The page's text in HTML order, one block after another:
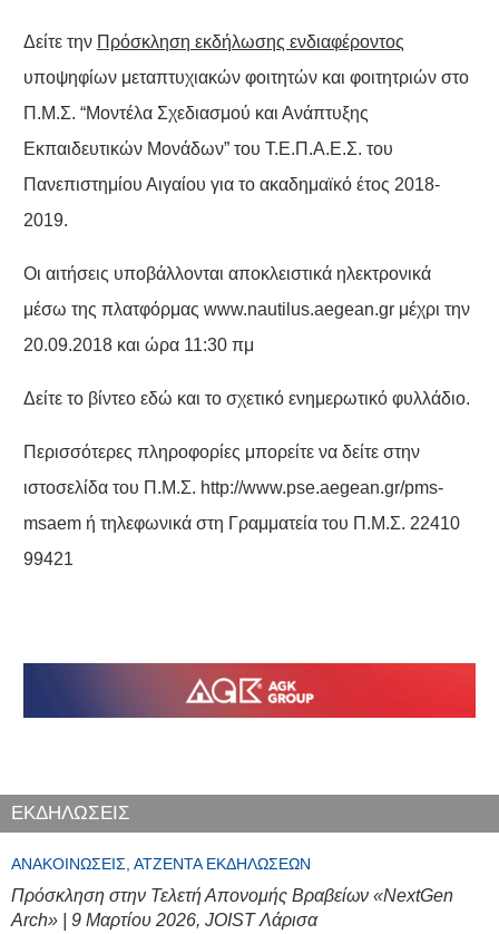
Δείτε την Πρόσκληση εκδήλωσης ενδιαφέροντος
υποψηφίων μεταπτυχιακών φοιτητών και φοιτητριών στο
Π.Μ.Σ. “Μοντέλα Σχεδιασμού και Ανάπτυξης
Εκπαιδευτικών Μονάδων” του Τ.Ε.Π.Α.Ε.Σ. του
Πανεπιστημίου Αιγαίου για το ακαδημαϊκό έτος 2018-
2019.
Οι αιτήσεις υποβάλλονται αποκλειστικά ηλεκτρονικά
μέσω της πλατφόρμας www.nautilus.aegean.grμέχρι την
20.09.2018 και ώρα 11:30 πμ
Δείτε το βίντεο εδώ και το σχετικό ενημερωτικό φυλλάδιο.
Περισσότερες πληροφορίες μπορείτε να δείτε στην
ιστοσελίδα του Π.Μ.Σ. http://www.pse.aegean.gr/pms-
msaem ή τηλεφωνικά στη Γραμματεία του Π.Μ.Σ. 22410
99421
ΕΚΔΗΛΩΣΕΙΣ
ΑΝΑΚΟΙΝΏΣΕΙΣ, ΑΤΖΈΝΤΑ ΕΚΔΗΛΏΣΕΩΝ
Πρόσκληση στην Τελετή Απονομής Βραβείων «NextGen
Arch» | 9 Μαρτίου 2026, JOIST Λάρισα